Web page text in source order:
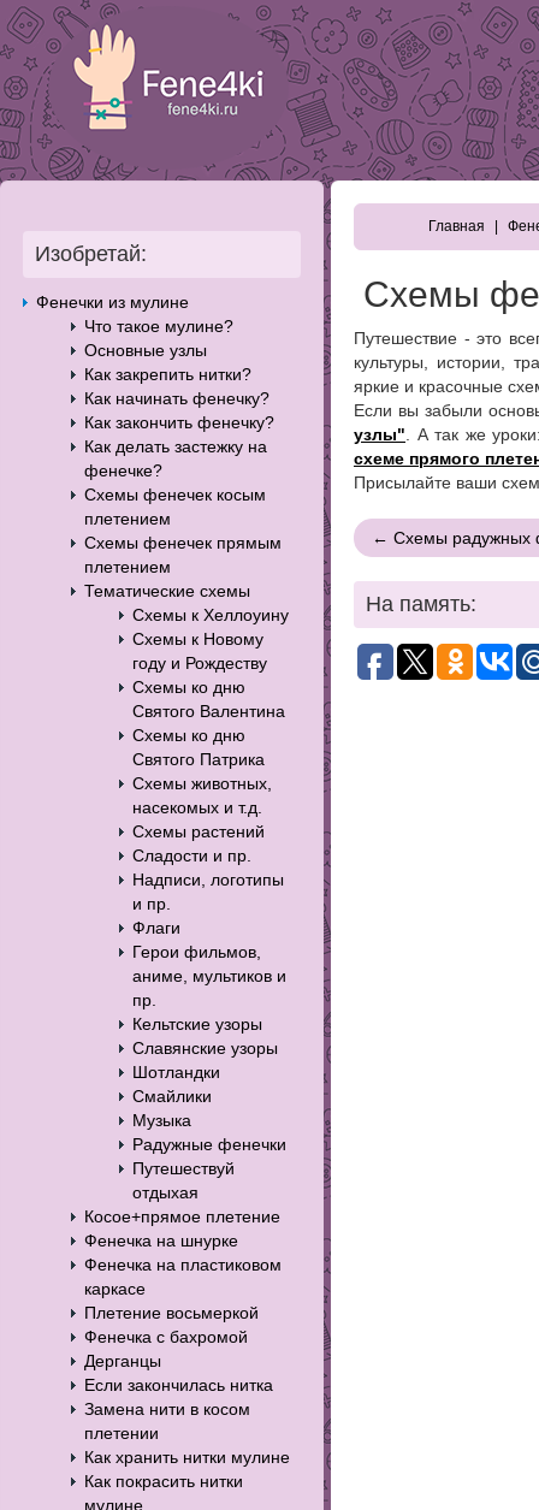
Изобретай:
Фенечки из мулине
Что такое мулине?
Основные узлы
Как закрепить нитки?
Как начинать фенечку?
Как закончить фенечку?
Как делать застежку на
фенечке?
Схемы фенечек косым
плетением
Схемы фенечек прямым
плетением
Тематические схемы
Схемы к Хеллоуину
Схемы к Новому
году и Рождеству
Схемы ко дню
Святого Валентина
Схемы ко дню
Святого Патрика
Схемы животных,
насекомых и т.д.
Схемы растений
Сладости и пр.
Надписи, логотипы
и пр.
Флаги
Герои фильмов,
аниме, мультиков и
пр.
Кельтские узоры
Славянские узоры
Шотландки
Смайлики
Музыка
Радужные фенечки
Путешествуй
отдыхая
Косое+прямое плетение
Фенечка на шнурке
Фенечка на пластиковом
каркасе
Плетение восьмеркой
Фенечка с бахромой
Дерганцы
Если закончилась нитка
Замена нити в косом
плетении
Как хранить нитки мулине
Как покрасить нитки
мулине
Главная
Схемы
Путешествие - это
культуры, истории,
яркие и красочные
Если вы забыли
узлы" . А так же
схеме прямого
Присылайте ваши
← Схемы радужных
На память: